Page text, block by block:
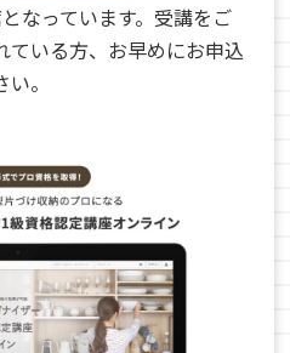
なっています。受講をご
ている方、お早めにお申込
。